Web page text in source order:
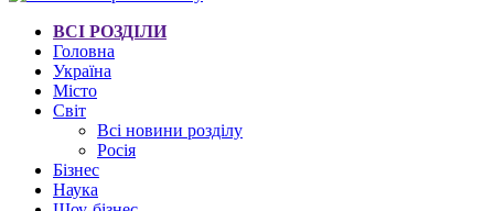
ВСІ РОЗДІЛИ
Головна
Україна
Місто
Світ
Всі новини розділу
Росія
Бізнес
Наука